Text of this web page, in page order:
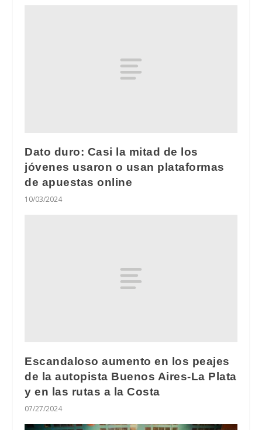
Dato duro: Casi la mitad de los
jóvenes usaron o usan plataformas
de apuestas online
10/03/2024
Escandaloso aumento en los peajes
de la autopista Buenos Aires-La Plata
y en las rutas a la Costa
07/27/2024